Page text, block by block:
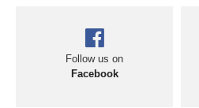
Follow us on
Facebook